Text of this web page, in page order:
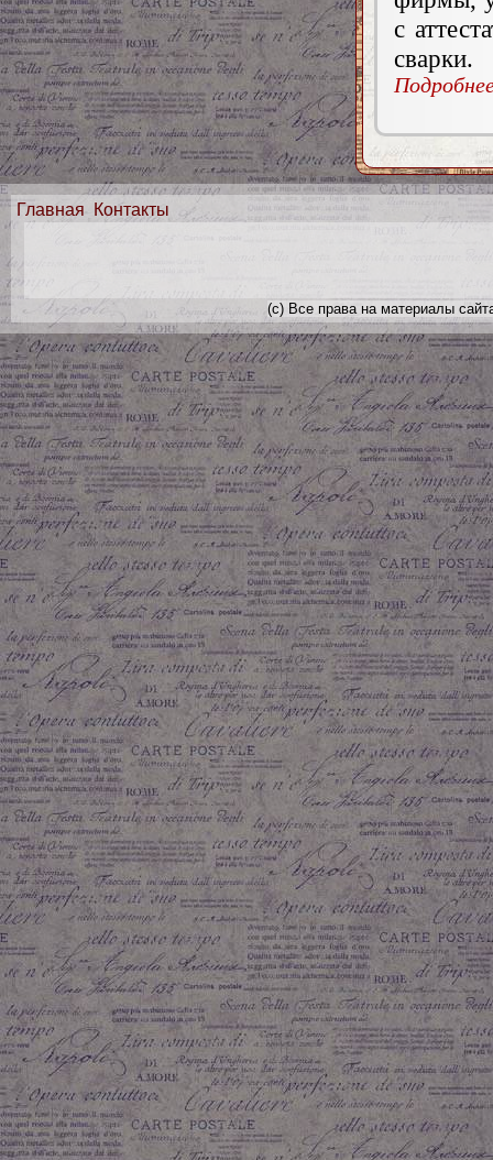
с
сварки.
Главная Контакты
(с) Все права на материалы